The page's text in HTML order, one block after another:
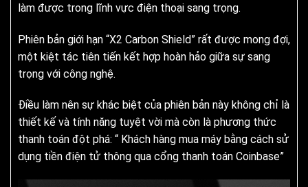
làm được trong lĩnh vực điện thoại sang trọng.
Phiên bản giới hạn “X2 Carbon Shield” rất được mong đợi,
một kiệt tác tiên tiến kết hợp hoàn hảo giữa sự sang
trọng với công nghệ.
Điều làm nên sự khác biệt của phiên bản này không chỉ là
thiết kế và tính năng tuyệt vời mà còn là phương thức
thanh toán đột phá: “ Khách hàng mua máy bằng cách sử
dụng tiền điện tử thông qua cổng thanh toán Coinbase”